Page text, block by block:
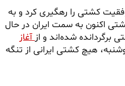
کشتی را رهگیری کرد و به
اکنون به سمت ایران در حال
شده‌اند و ازآغاز
هیچ کشتی ایرانی از تنگه